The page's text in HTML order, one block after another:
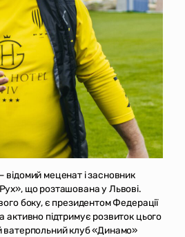
відомий меценат і засновник
що розташована у Львові.
боку, є президентом Федерації
активно підтримує розвиток цього
ватерпольний клуб «Динамо»